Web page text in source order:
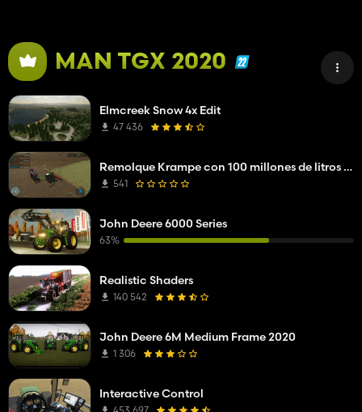
MAN TGX 2020
Elmcreek Snow 4x Edit
47 436
Remolque Krampe con 100 millones de litros de capacidad
541
John Deere 6000 Series
63%
Realistic Shaders
140 542
John Deere 6M Medium Frame 2020
1 306
Interactive Control